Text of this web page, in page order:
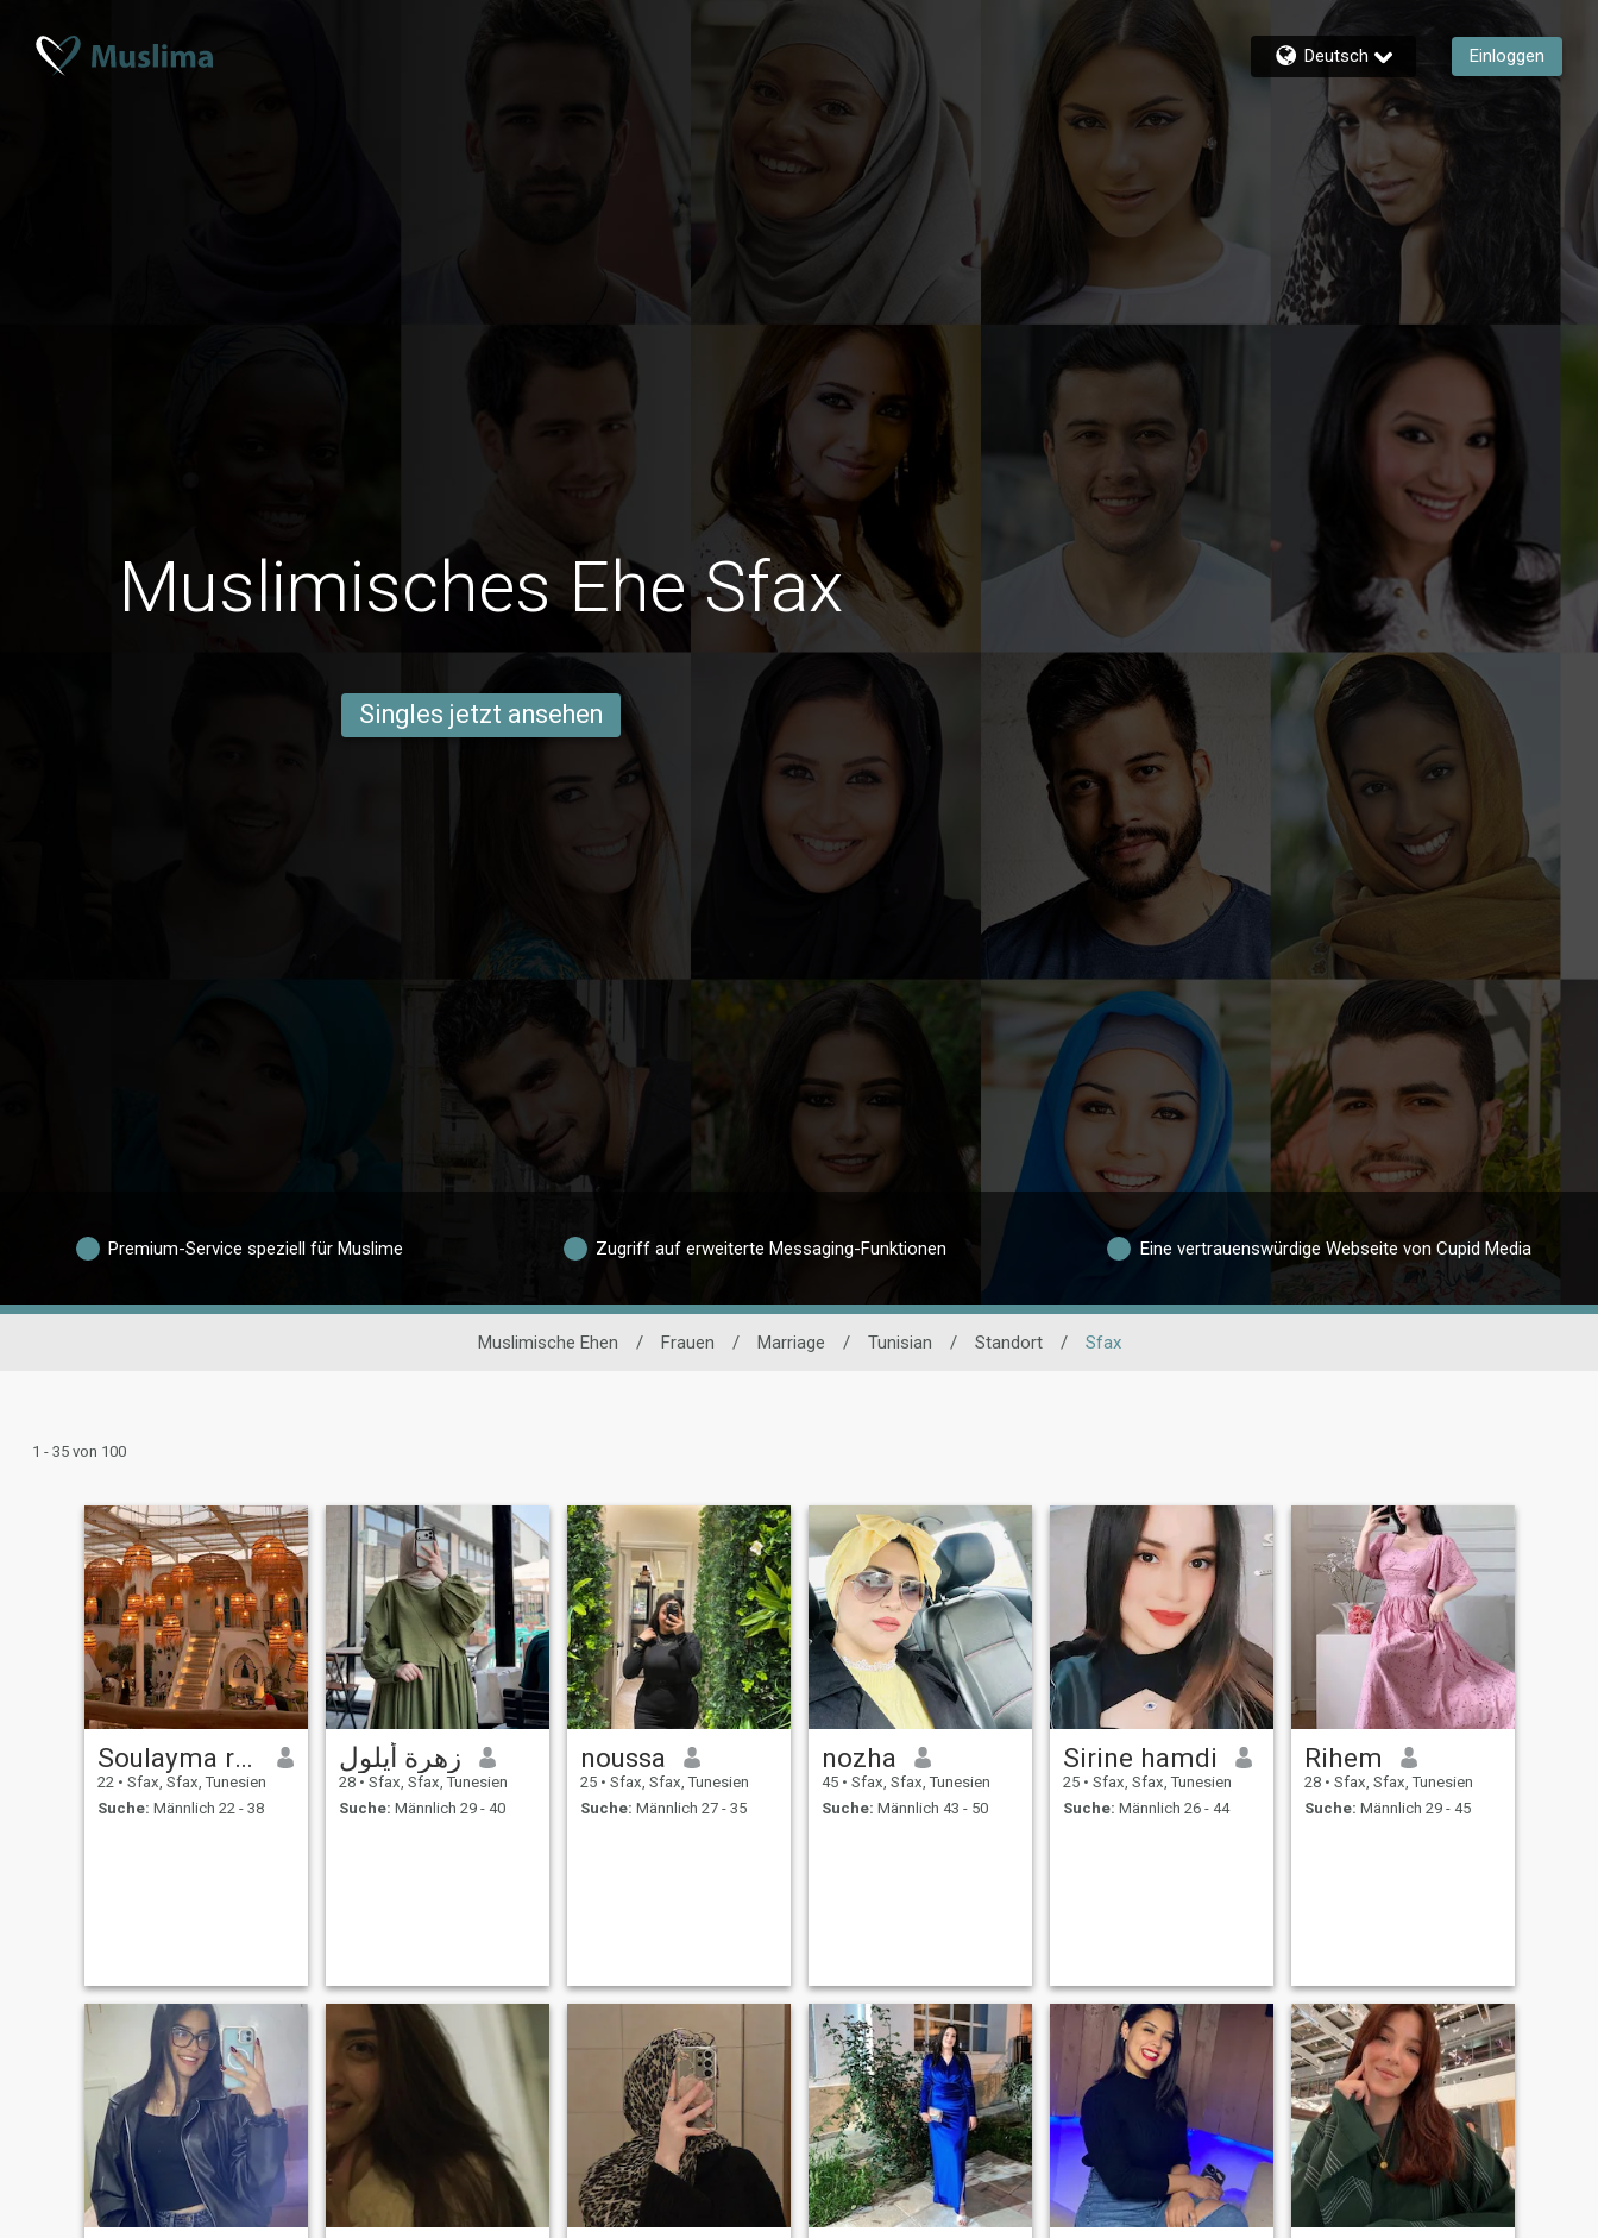
Deutsch Einloggen
Muslimisches Ehe Sfax
Singles jetzt ansehen
Premium-Service speziell für Muslime Zugriff auf erweiterte Messaging-Funktionen Eine vertrauenswürdige Webseite von Cupid Media
Muslimische Ehen / Frauen / Marriage / Tunisian / Standort / Sfax
1 - 35 von 100
Soulayma rekik
22 • Sfax, Sfax, Tunesien
Suche: Männlich 22 - 38
زهرة أيلول
28 • Sfax, Sfax, Tunesien
Suche: Männlich 29 - 40
noussa
25 • Sfax, Sfax, Tunesien
Suche: Männlich 27 - 35
nozha
45 • Sfax, Sfax, Tunesien
Suche: Männlich 43 - 50
Sirine hamdi
25 • Sfax, Sfax, Tunesien
Suche: Männlich 26 - 44
Rihem
28 • Sfax, Sfax, Tunesien
Suche: Männlich 29 - 45